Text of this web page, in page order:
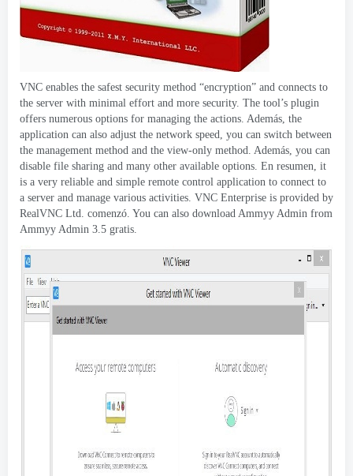
VNC enables the safest security method “encryption” and connects to
the server with minimal effort and more security. The tool’s plugin
offers numerous options for managing the actions. Además, the
application can also adjust the network speed, you can switch between
the management method and the view-only method. Además, you can
disable file sharing and many other available options. En resumen, it
is a very reliable and simple remote control application to connect to
a server and manage various activities. VNC Enterprise is provided by
RealVNC Ltd. comenzó. You can also download Ammyy Admin from
Ammyy Admin 3.5 gratis.